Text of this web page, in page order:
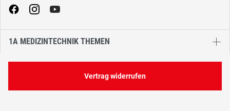
1A MEDIZINTECHNIK THEMEN
Vertrag widerrufen